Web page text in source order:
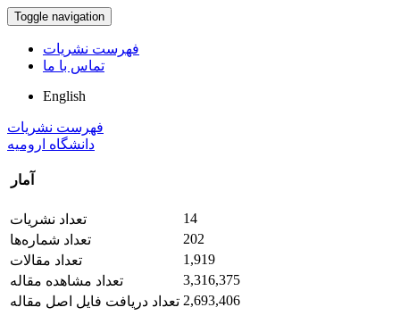
Toggle navigation
فهرست نشریات
تماس با ما
English
فهرست نشریات
دانشگاه ارومیه
آمار
تعداد نشریات
14
تعداد شماره‌ها
202
تعداد مقالات
1,919
تعداد مشاهده مقاله
3,316,375
تعداد دریافت فایل اصل مقاله 2,693,406